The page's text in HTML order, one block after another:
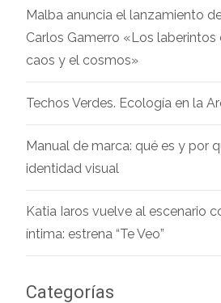
Malba anuncia el lanzamiento
Carlos Gamerro «Los laberintos
caos y el cosmos»
Techos Verdes. Ecología en la
Manual de marca: qué es y por
identidad visual
Katia Iaros vuelve al escenario
íntima: estrena “Te Veo”
Categorías